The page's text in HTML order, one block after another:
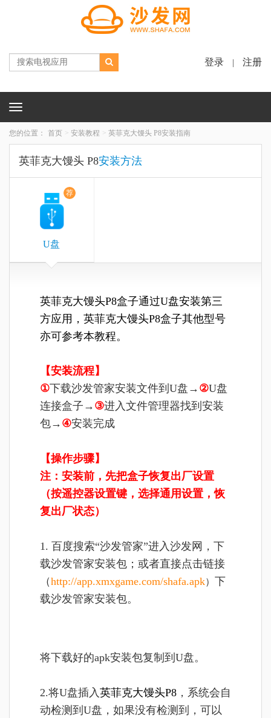
登录 注册
Toggle
您的位置： 首页 安装教程 英菲克大馒头 P8安装指南
英菲克大馒头 P8安装方法
荐
U盘
英菲克大馒头P8盒子通过U盘安装第三
方应用，英菲克大馒头P8盒子其他型号
亦可参考本教程。
【安装流程】
①下载沙发管家安装文件到U盘→ ②U盘
连接盒子 → ③进入文件管理器找到安装
包→ ④安装完成
【操作步骤】
注：安装前，先把盒子恢复出厂设置
（按遥控器设置键，选择通用设置，恢
复出厂状态）
1. 百度搜索“沙发管家”进入沙发网，下
载沙发管家安装包；或者直接点击链接
（http://app.xmxgame.com/shafa.apk） 下
载沙发管家安装包。
将下载好的apk安装包复制到U盘。
2.将U盘插入 英菲克大馒头P8 ，系统会自
动检测到U盘，如果没有检测到，可以